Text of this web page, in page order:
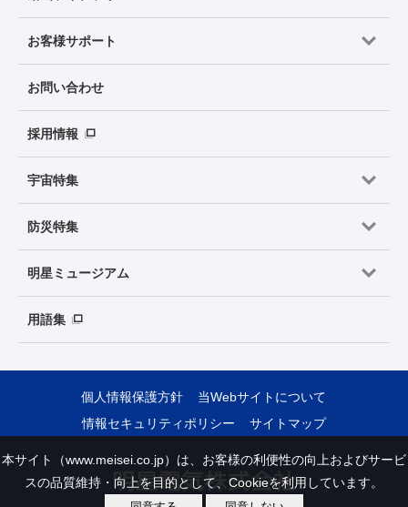
お客様サポート
お問い合わせ
採用情報
宇宙特集
防災特集
明星ミュージアム
用語集
個人情報保護方針
当Webサイトについて
情報セキュリティポリシー
サイトマップ
本サイト（www.meisei.co.jp）は、お客様の利便性の向上およびサービ
スの品質維持・向上を目的として、Cookieを利用しています。